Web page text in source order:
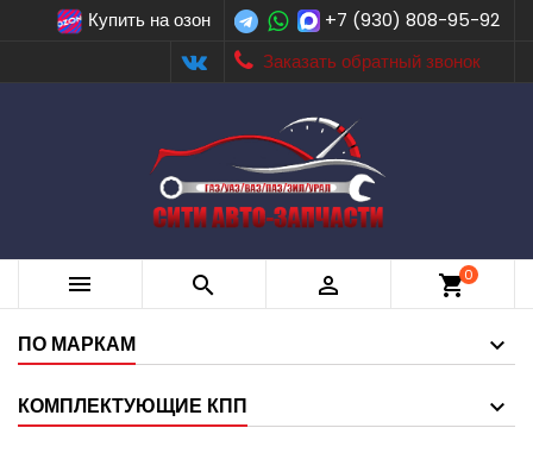
Купить на озон
+7 (930) 808-95-92
Заказать обратный звонок
   shopping_cart0
ПО МАРКАМ
КОМПЛЕКТУЮЩИЕ КПП